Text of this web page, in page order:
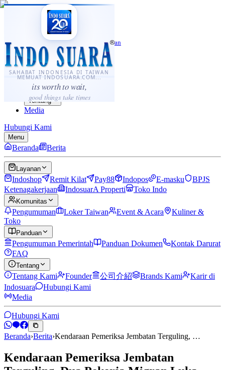
SAHABAT INDONESIA DI TAIWAN
MEMUAT INDOSUARA.COM...
its worth to wait,
good things take times
·...
⌘K
Sahabat Indonesia di Taiwan
Berita
Layanan
Komunitas
Panduan
Tentang
Media
Hubungi Kami
Menu
Beranda Berita
Layanan
Indoshop Remit Kilat Pay88 Indopos E-masku
BPJS
Ketenagakerjaan
IndosuarA Properti Toko Indo
Komunitas
Pengumuman Loker Taiwan Event & Acara
Kuliner &
Toko
Panduan
Pengumuman Pemerintah Panduan Dokumen
Kontak Darurat
FAQ
Tentang
Tentang Kami Founder 公司介紹 Brands Kami
Karir di
Indosuara
Hubungi Kami
Media
Hubungi Kami
Beranda›Berita›Kendaraan Pemeriksa Jembatan Terguling, …
Kendaraan Pemeriksa Jembatan